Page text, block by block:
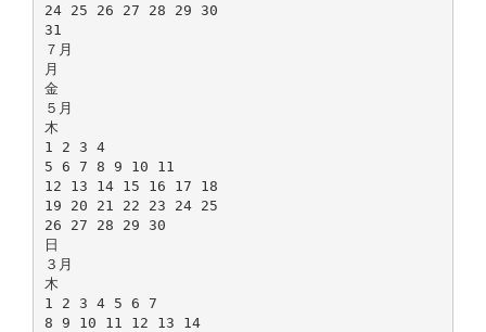
24 25 26 27 28 29 30
31
７月
月
金
５月
木
1 2 3 4
5 6 7 8 9 10 11
12 13 14 15 16 17 18
19 20 21 22 23 24 25
26 27 28 29 30
日
３月
木
1 2 3 4 5 6 7
8 9 10 11 12 13 14